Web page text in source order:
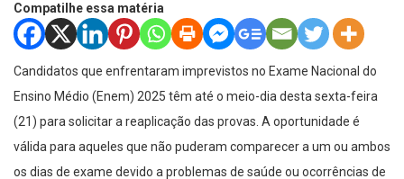
Compatilhe essa matéria
Candidatos que enfrentaram imprevistos no Exame Nacional do
Ensino Médio (Enem) 2025 têm até o meio-dia desta sexta-feira
(21) para solicitar a reaplicação das provas. A oportunidade é
válida para aqueles que não puderam comparecer a um ou ambos
os dias de exame devido a problemas de saúde ou ocorrências de